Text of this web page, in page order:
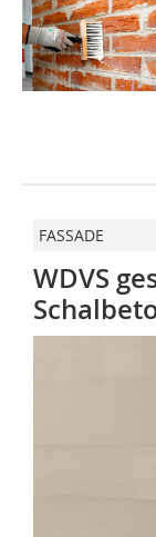
FASSADE
WDVS